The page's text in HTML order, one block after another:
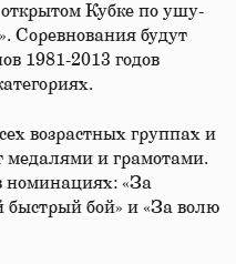
открытом Кубке по ушу-
Соревнования будут
1981-2013 годов
возрастных группах и
медалями и грамотами.
номинациях: «За
бой» и «За волю